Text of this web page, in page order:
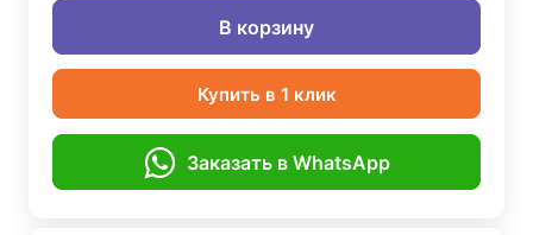
В корзину
Купить в 1 клик
Заказать в WhatsApp